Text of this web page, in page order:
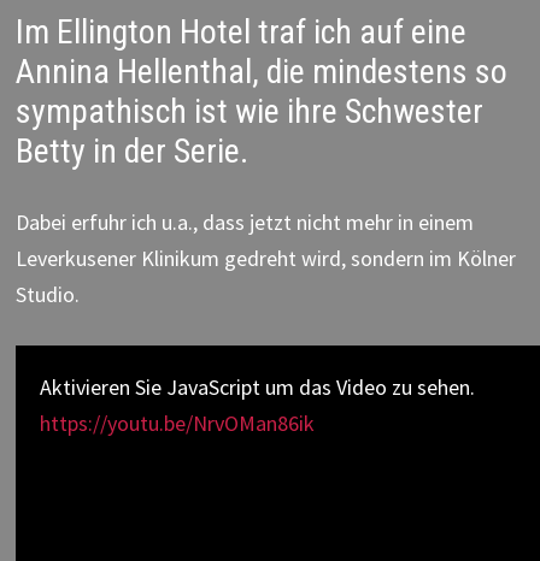
Im Ellington Hotel traf ich auf eine
Annina Hellenthal, die mindestens so
sympathisch ist wie ihre Schwester
Betty in der Serie.
Dabei erfuhr ich u.a., dass jetzt nicht mehr in einem
Leverkusener Klinikum gedreht wird, sondern im Kölner
Studio.
Aktivieren Sie JavaScript um das Video zu sehen.
https://youtu.be/NrvOMan86ik